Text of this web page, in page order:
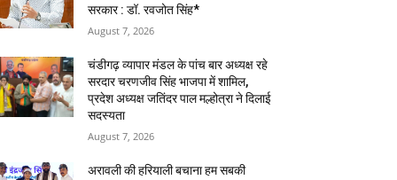
सरकार : डॉ. रवजोत सिंह*
August 7, 2026
चंडीगढ़ व्यापार मंडल के पांच बार अध्यक्ष रहे
सरदार चरणजीव सिंह भाजपा में शामिल,
प्रदेश अध्यक्ष जतिंदर पाल मल्होत्रा ने दिलाई
सदस्यता
August 7, 2026
अरावली की हरियाली बचाना हम सबकी